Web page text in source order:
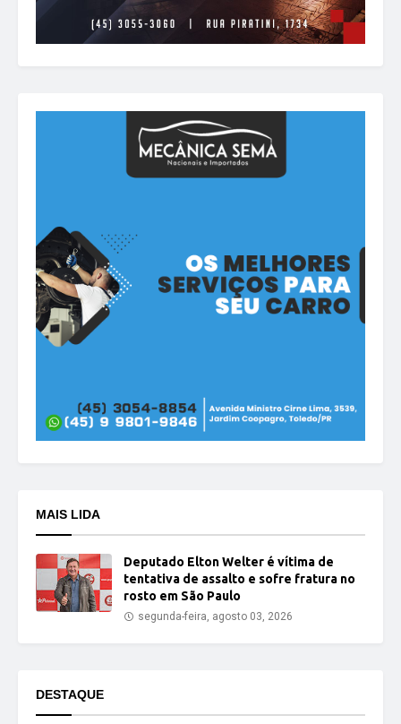
MAIS LIDA
Deputado Elton Welter é vítima de
tentativa de assalto e sofre fratura no
rosto em São Paulo
segunda-feira, agosto 03, 2026
DESTAQUE